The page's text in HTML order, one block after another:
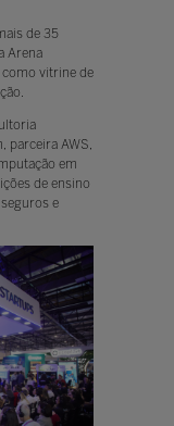
de 35
Arena
vitrine de
parceira AWS,
em
de ensino
e